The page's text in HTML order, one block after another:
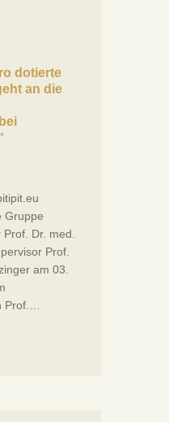
dotierte
an die
Gruppe
Dr. med.
Prof.
am 03.
Prof.…